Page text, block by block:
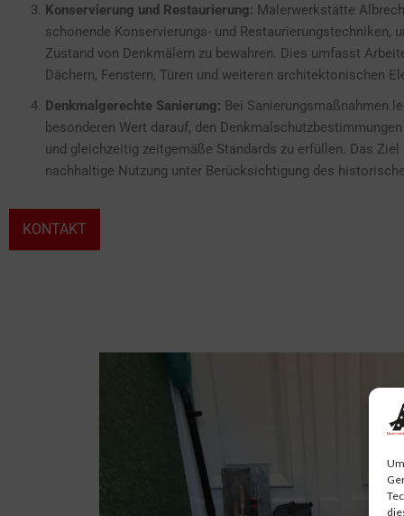
Konservierung und Restaurierung: Malerwerkstätte
schonende Konservierungs- und Restaurierungstechniken,
Zustand von Denkmälern zu bewahren. Dies umfasst
Dächern, Fenstern, Türen und weiteren architektonischen
Denkmalgerechte Sanierung: Bei Sanierungsmaßnahmen
besonderen Wert darauf, den
und gleichzeitig zeitgemäße Standards zu erfüllen. Das
nachhaltige Nutzung unter Berücksichtigung des
KONTAKT